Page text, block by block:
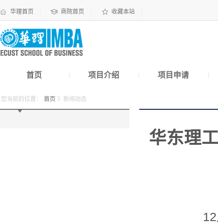
华理首页 商院首页 收藏本站
首页 项目介绍 项目申请
您当前的位置： 首页 》新闻动态
华东理
12月